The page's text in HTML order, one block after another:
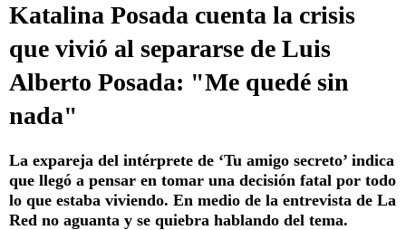
Katalina Posada cuenta la crisis
que vivió al separarse de Luis
Alberto Posada: "Me quedé sin
nada"
La expareja del intérprete de ‘Tu amigo secreto’ indica
que llegó a pensar en tomar una decisión fatal por todo
lo que estaba viviendo. En medio de la entrevista de La
Red no aguanta y se quiebra hablando del tema.